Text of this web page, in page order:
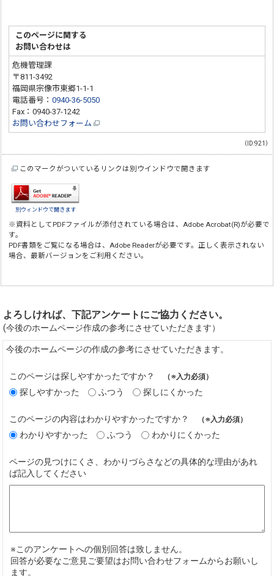
このページに関する
お問い合わせは
危機管理課
〒811-3492
福岡県宗像市東郷1-1-1
電話番号：0940-36-5050
Fax：0940-37-1242
お問い合わせフォーム
（ID:921）
このマークがついているリンクは別ウインドウで開きます
別ウィンドウで開きます
※資料としてPDFファイルが添付されている場合は、 Adobe Acrobat(R)が必要で
す。
PDF書類をご覧になる場合は、 Adobe Readerが必要です。正しく表示されない
場合、最新バージョンをご利用ください。